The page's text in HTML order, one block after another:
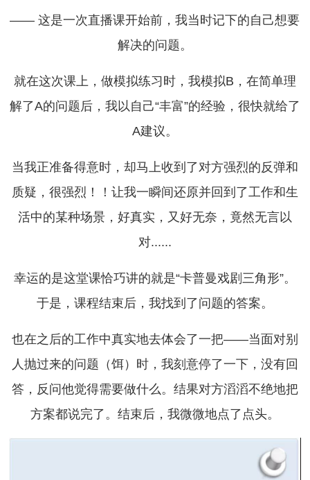
—— 这是一次直播课开始前，我当时记下的自己想要
解决的问题。
就在这次课上，做模拟练习时，我模拟B，在简单理
解了A的问题后，我以自己“丰富”的经验，很快就给了
A建议。
当我正准备得意时，却马上收到了对方强烈的反弹和
质疑，很强烈！！让我一瞬间还原并回到了工作和生
活中的某种场景，好真实，又好无奈，竟然无言以
对......
幸运的是这堂课恰巧讲的就是“卡普曼戏剧三角形”。
于是，课程结束后，我找到了问题的答案。
也在之后的工作中真实地去体会了一把——当面对别
人抛过来的问题（饵）时，我刻意停了一下，没有回
答，反问他觉得需要做什么。结果对方滔滔不绝地把
方案都说完了。结束后，我微微地点了点头。